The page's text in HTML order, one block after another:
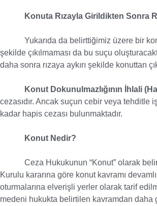
Konuta Rızayla Girildikten Sonra
Yukarıda da belirttiğimiz üzere bir
şekilde çıkılmaması da bu suçu
daha sonra rızaya aykırı şekilde konuttan
Konut Dokunulmazlığının İhlali
cezasıdır. Ancak suçun cebir veya tehditle
kadar hapis cezası bulunmaktadır.
Konut Nedir?
Ceza Hukukunun “Konut” olarak
Kurulu kararına göre konut kavramı
oturmalarına elverişli yerler olarak tarif
medeni hukukta belirtilen kavramdan daha